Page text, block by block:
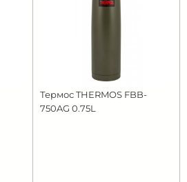
Термос THERMOS FBB-
750AG 0.75L